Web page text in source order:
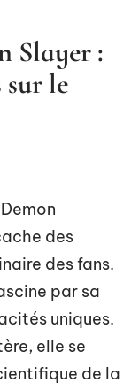
Slayer :
sur le
des
des fans.
par sa
uniques.
elle se
de la